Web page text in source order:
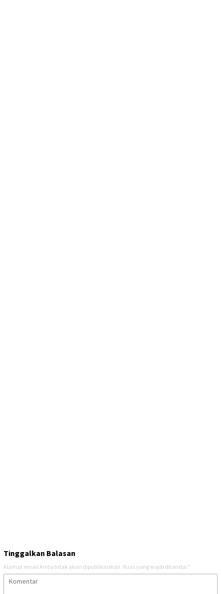
Tinggalkan Balasan
Alamat email Anda tidak akan dipublikasikan. Ruas yang wajib ditandai *